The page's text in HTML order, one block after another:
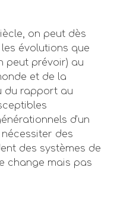
on peut dès
évolutions que
peut prévoir) au
et de la
du rapport au
d’un
des
des systèmes de
change mais pas